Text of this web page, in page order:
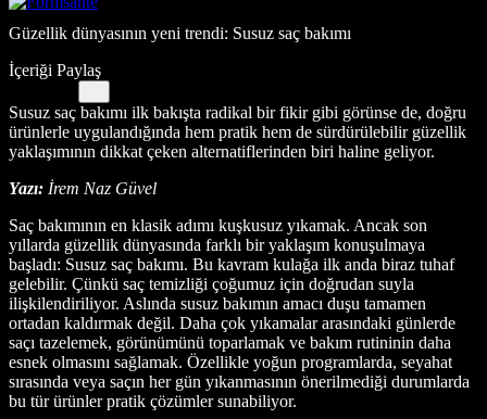
Güzellik dünyasının yeni trendi: Susuz saç bakımı
İçeriği Paylaş
Susuz saç bakımı ilk bakışta radikal bir fikir gibi görünse de, doğru
ürünlerle uygulandığında hem pratik hem de sürdürülebilir güzellik
yaklaşımının dikkat çeken alternatiflerinden biri haline geliyor.
Yazı: İrem Naz Güvel
Saç bakımının en klasik adımı kuşkusuz yıkamak. Ancak son
yıllarda güzellik dünyasında farklı bir yaklaşım konuşulmaya
başladı: Susuz saç bakımı. Bu kavram kulağa ilk anda biraz tuhaf
gelebilir. Çünkü saç temizliği çoğumuz için doğrudan suyla
ilişkilendiriliyor. Aslında susuz bakımın amacı duşu tamamen
ortadan kaldırmak değil. Daha çok yıkamalar arasındaki günlerde
saçı tazelemek, görünümünü toparlamak ve bakım rutininin daha
esnek olmasını sağlamak. Özellikle yoğun programlarda, seyahat
sırasında veya saçın her gün yıkanmasının önerilmediği durumlarda
bu tür ürünler pratik çözümler sunabiliyor.